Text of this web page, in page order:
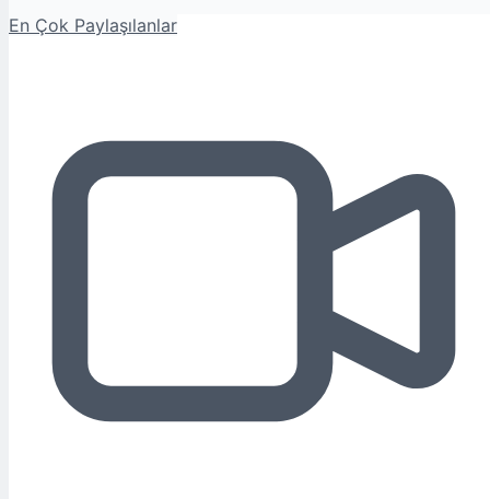
En Çok Paylaşılanlar